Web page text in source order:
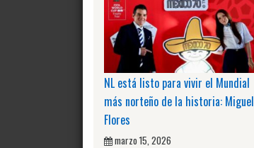
NL está listo para vivir el Mundial
más norteño de la historia: Miguel
Flores
marzo 15, 2026